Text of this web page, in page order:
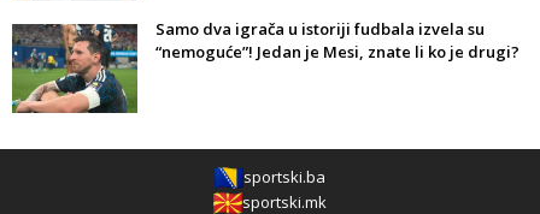
Samo dva igrača u istoriji fudbala izvela su
“nemoguće”! Jedan je Mesi, znate li ko je drugi?
sportski.ba
sportski.mk